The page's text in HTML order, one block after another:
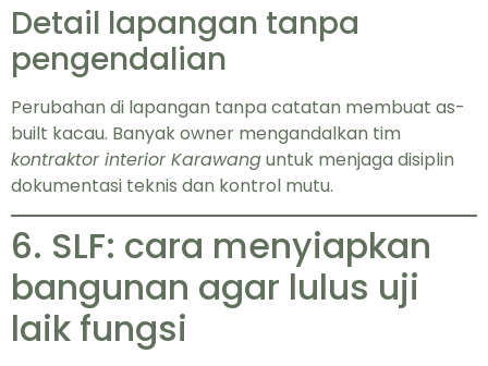
Detail lapangan tanpa
pengendalian
Perubahan di lapangan tanpa catatan membuat as-
built kacau. Banyak owner mengandalkan tim
kontraktor interior Karawanguntuk menjaga disiplin
dokumentasi teknis dan kontrol mutu.
6. SLF: cara menyiapkan
bangunan agar lulus uji
laik fungsi